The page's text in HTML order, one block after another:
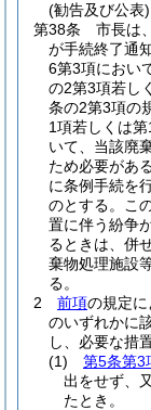
(勧告及び公表)
第38条
市長は
が手続終了通
6第3項におい
の2第3項若し
条の2第3項の
1項若しくは
いて、当該廃
ため必要があ
に条例手続を
のとする。
こ
置に伴う紛争
るときは、併
棄物処理施設
る。
2
前項の規定
のいずれかに
し、必要な措
(1)
第5条第3
出をせず、
たとき。